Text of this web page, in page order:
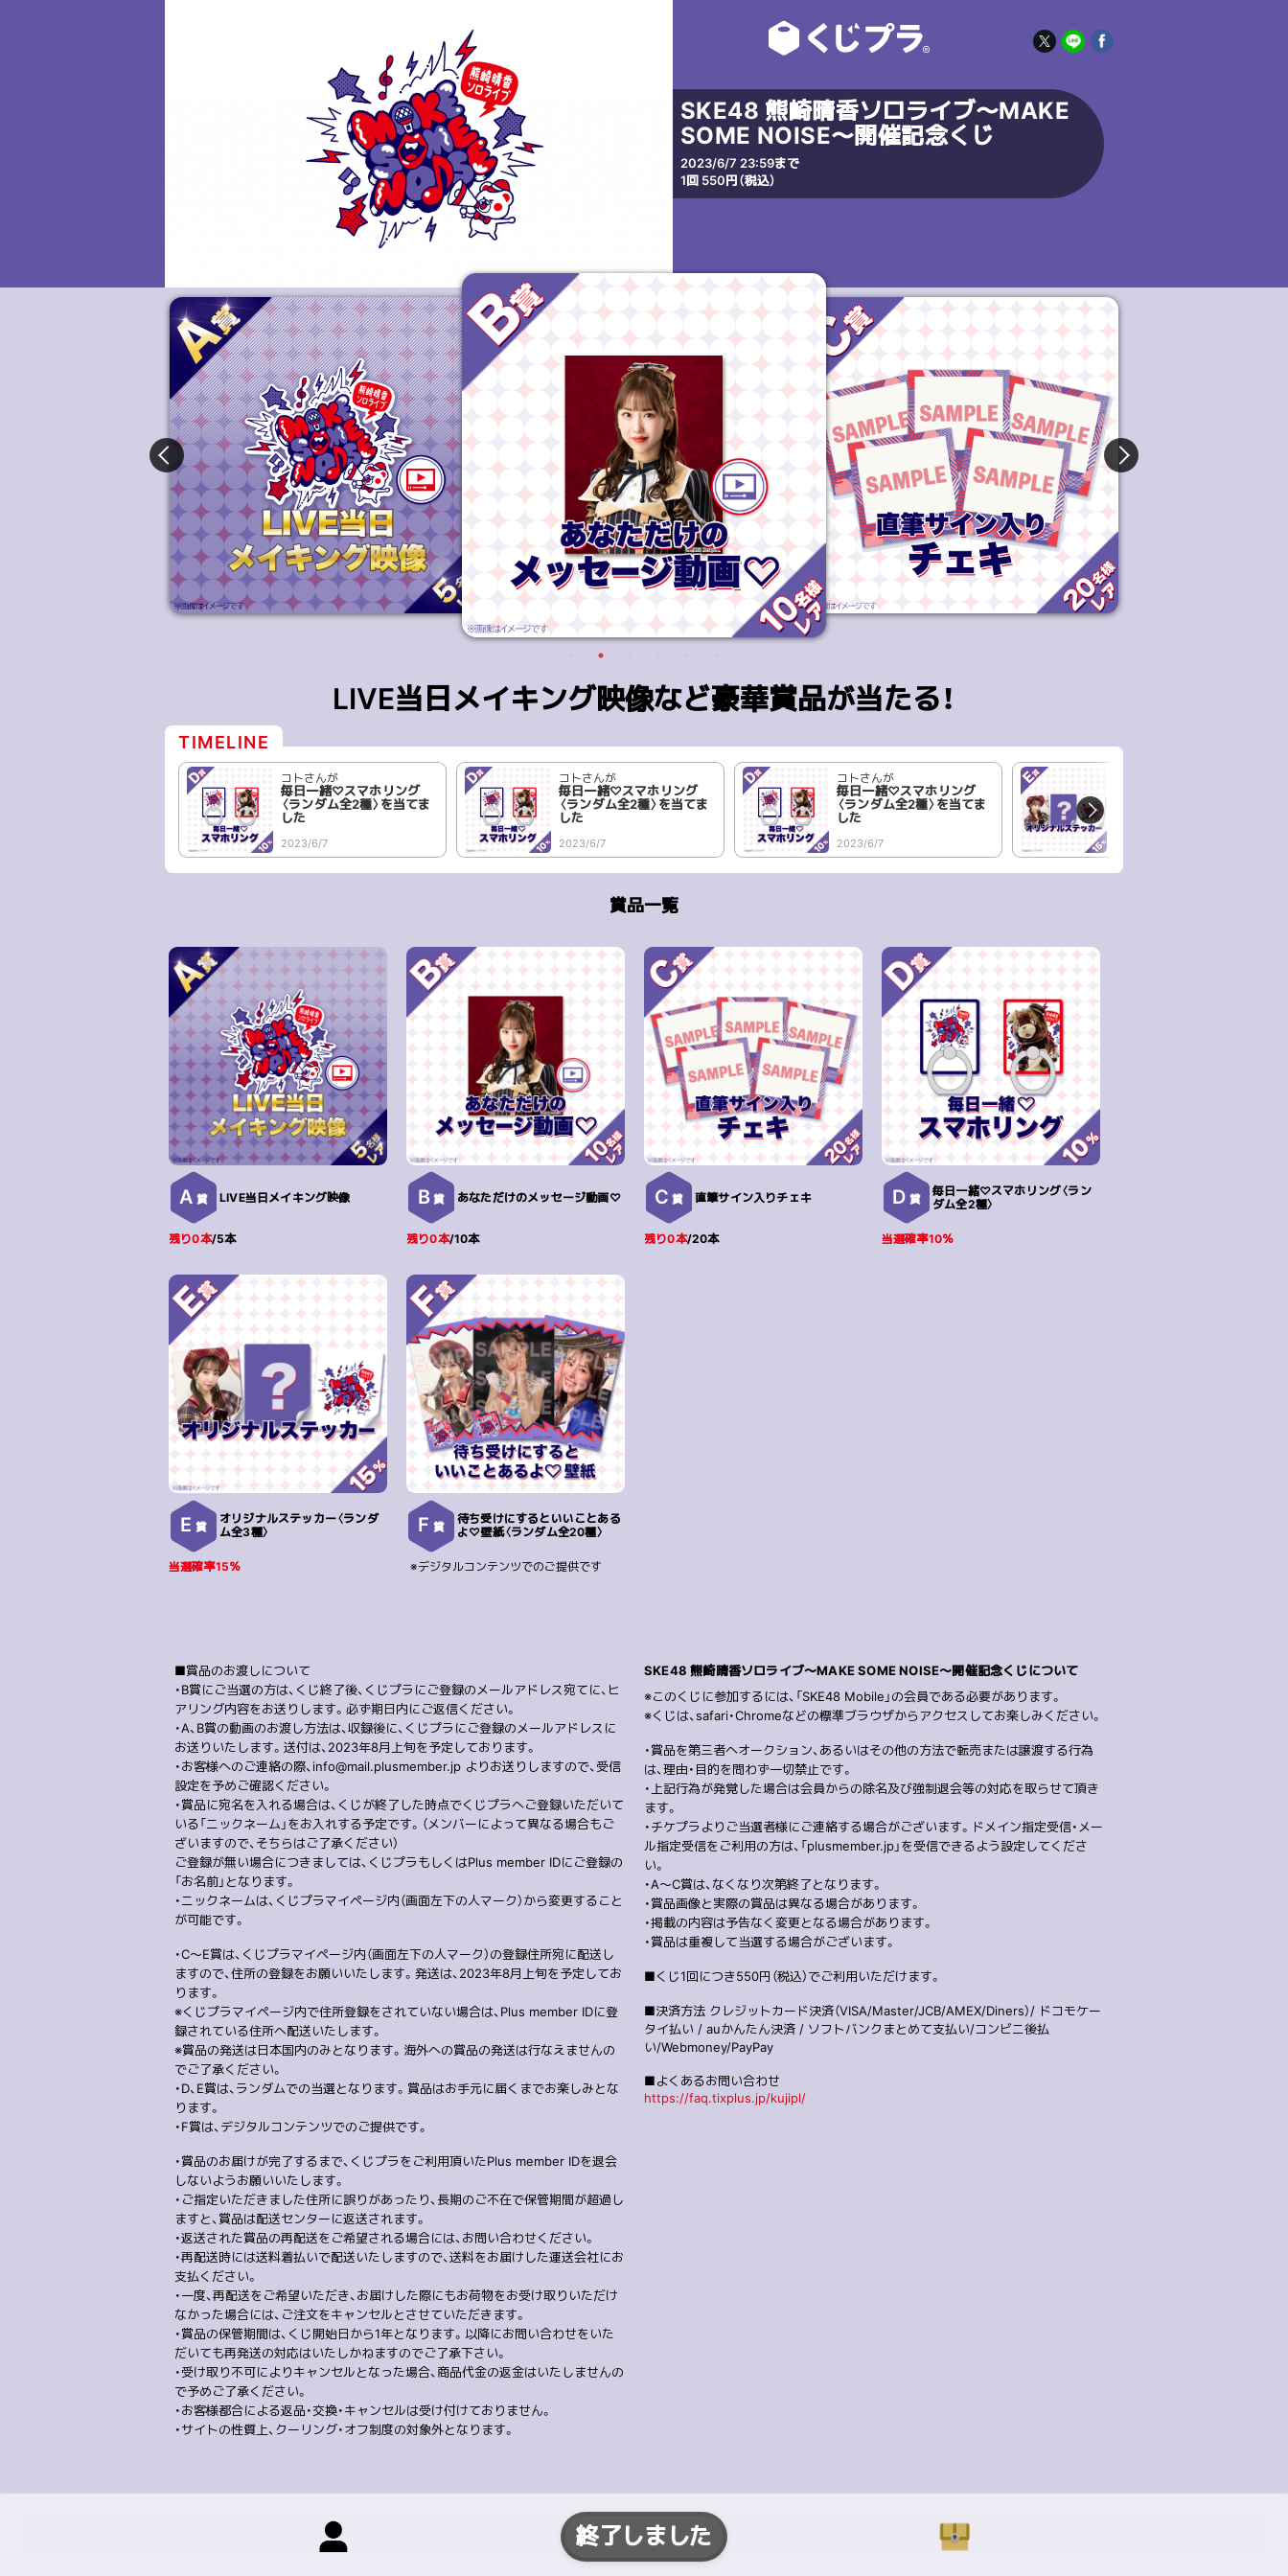
SKE48 熊崎晴香ソロライブ〜MAKE
SOME NOISE〜開催記念くじ
2023/6/7 23:59まで
1回 550円（税込）
LIVE当日メイキング映像など豪華賞品が当たる！
コトさんが
毎日一緒♡スマホリング
〈ランダム全2種〉を当てま
した
2023/6/7
コトさんが
毎日一緒♡スマホリング
〈ランダム全2種〉を当てま
した
2023/6/7
コトさんが
毎日一緒♡スマホリング
〈ランダム全2種〉を当てま
した
2023/6/7
賞品一覧
A 賞 LIVE当日メイキング映像
残り0本/5本
B 賞 あなただけのメッセージ動画♡
残り0本/10本
C 賞 直筆サイン入りチェキ
残り0本/20本
D 賞
毎日一緒♡スマホリング〈ラン
ダム全2種〉
当選確率10％
E 賞
オリジナルステッカー〈ランダ
ム全3種〉
当選確率15％
F 賞
待ち受けにするといいことある
よ♡壁紙〈ランダム全20種〉
※デジタルコンテンツでのご提供です
■賞品のお渡しについて
・B賞にご当選の方は、くじ終了後、くじプラにご登録のメールアドレス宛てに、ヒ
アリング内容をお送りします。必ず期日内にご返信ください。
・A、B賞の動画のお渡し方法は、収録後に、くじプラにご登録のメールアドレスに
お送りいたします。送付は、2023年8月上旬を予定しております。
・お客様へのご連絡の際、info@mail.plusmember.jp よりお送りしますので、受信
設定を予めご確認ください。
・賞品に宛名を入れる場合は、くじが終了した時点でくじプラへご登録いただいて
いる「ニックネーム」をお入れする予定です。（メンバーによって異なる場合もご
ざいますので、そちらはご了承ください）
ご登録が無い場合につきましては、くじプラもしくはPlus member IDにご登録の
「お名前」となります。
・ニックネームは、くじプラマイページ内（画面左下の人マーク）から変更すること
が可能です。
・C〜E賞は、くじプラマイページ内（画面左下の人マーク）の登録住所宛に配送し
ますので、住所の登録をお願いいたします。発送は、2023年8月上旬を予定してお
ります。
※くじプラマイページ内で住所登録をされていない場合は、Plus member IDに登
録されている住所へ配送いたします。
※賞品の発送は日本国内のみとなります。海外への賞品の発送は行なえませんの
でご了承ください。
・D、E賞は、ランダムでの当選となります。賞品はお手元に届くまでお楽しみとな
ります。
・F賞は、デジタルコンテンツでのご提供です。
・賞品のお届けが完了するまで、くじプラをご利用頂いたPlus member IDを退会
しないようお願いいたします。
・ご指定いただきました住所に誤りがあったり、長期のご不在で保管期間が超過し
ますと、賞品は配送センターに返送されます。
・返送された賞品の再配送をご希望される場合には、お問い合わせください。
・再配送時には送料着払いで配送いたしますので、送料をお届けした運送会社にお
支払ください。
・一度、再配送をご希望いただき、お届けした際にもお荷物をお受け取りいただけ
なかった場合には、ご注文をキャンセルとさせていただきます。
・賞品の保管期間は、くじ開始日から1年となります。以降にお問い合わせをいた
だいても再発送の対応はいたしかねますのでご了承下さい。
・受け取り不可によりキャンセルとなった場合、商品代金の返金はいたしませんの
で予めご了承ください。
・お客様都合による返品・交換・キャンセルは受け付けておりません。
・サイトの性質上、クーリング・オフ制度の対象外となります。
SKE48 熊崎晴香ソロライブ〜MAKE SOME NOISE〜開催記念くじについて
※このくじに参加するには、「SKE48 Mobile」の会員である必要があります。
※くじは、safari・Chromeなどの標準ブラウザからアクセスしてお楽しみください。
・賞品を第三者へオークション、あるいはその他の方法で転売または譲渡する行為
は、理由・目的を問わず一切禁止です。
・上記行為が発覚した場合は会員からの除名及び強制退会等の対応を取らせて頂き
ます。
・チケプラよりご当選者様にご連絡する場合がございます。ドメイン指定受信・メー
ル指定受信をご利用の方は、「plusmember.jp」を受信できるよう設定してくださ
い。
・A〜C賞は、なくなり次第終了となります。
・賞品画像と実際の賞品は異なる場合があります。
・掲載の内容は予告なく変更となる場合があります。
・賞品は重複して当選する場合がございます。
■くじ1回につき550円（税込）でご利用いただけます。
■決済方法 クレジットカード決済（VISA/Master/JCB/AMEX/Diners）/ ドコモケー
タイ払い / auかんたん決済 / ソフトバンクまとめて支払い/コンビニ後払
い/Webmoney/PayPay
■よくあるお問い合わせ
https://faq.tixplus.jp/kujipl/
終了しました